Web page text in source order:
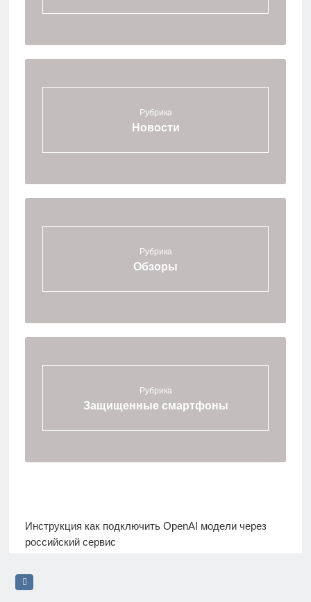
Рубрика
Новости
Рубрика
Обзоры
Рубрика
Защищенные смартфоны
Инструкция как подключить OpenAI модели через
российский сервис